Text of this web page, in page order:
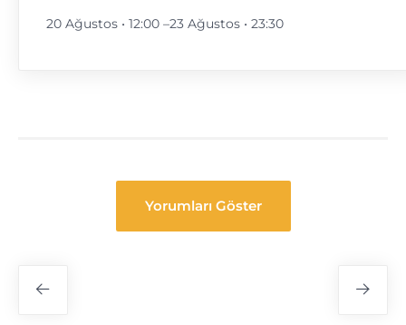
20 Ağustos • 12:00 –23 Ağustos • 23:30
Yorumları Göster